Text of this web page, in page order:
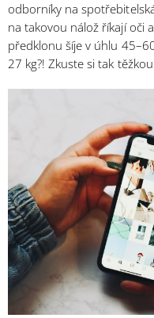
odborníky na
na takovou nálož říkají oči
předklonu šíje v úhlu
27 kg?! Zkuste si tak